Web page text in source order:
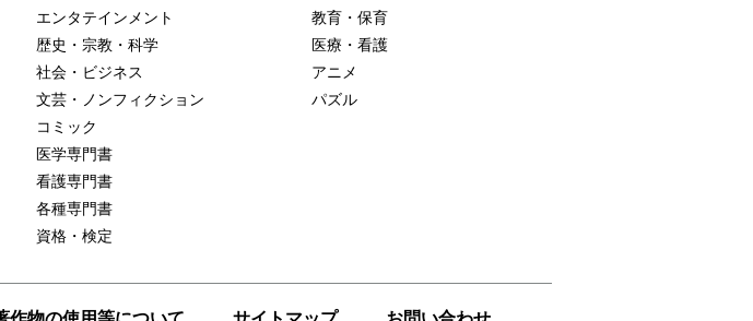
エンタテインメント
歴史・宗教・科学
社会・ビジネス
文芸・ノンフィクション
コミック
医学専門書
看護専門書
各種専門書
資格・検定
教育・保育
医療・看護
アニメ
パズル